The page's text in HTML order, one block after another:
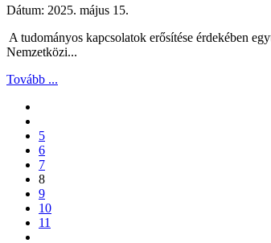
Dátum: 2025. május 15.
A tudományos kapcsolatok erősítése érdekében
Nemzetközi...
Tovább ...
5
6
7
8
9
10
11